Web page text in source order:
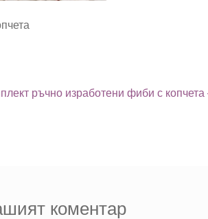
ръчно изработени фиби с копчета
коментар